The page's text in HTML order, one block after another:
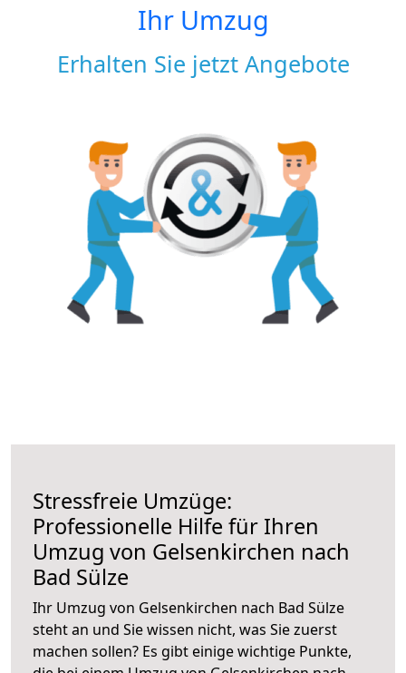
Ihr Umzug
Erhalten Sie jetzt Angebote
Stressfreie Umzüge:
Professionelle Hilfe für Ihren
Umzug von Gelsenkirchen nach
Bad Sülze
Ihr Umzug von Gelsenkirchen nach Bad Sülze
steht an und Sie wissen nicht, was Sie zuerst
machen sollen? Es gibt einige wichtige Punkte,